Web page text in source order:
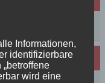
Informationen,
identifizierbare
wird eine